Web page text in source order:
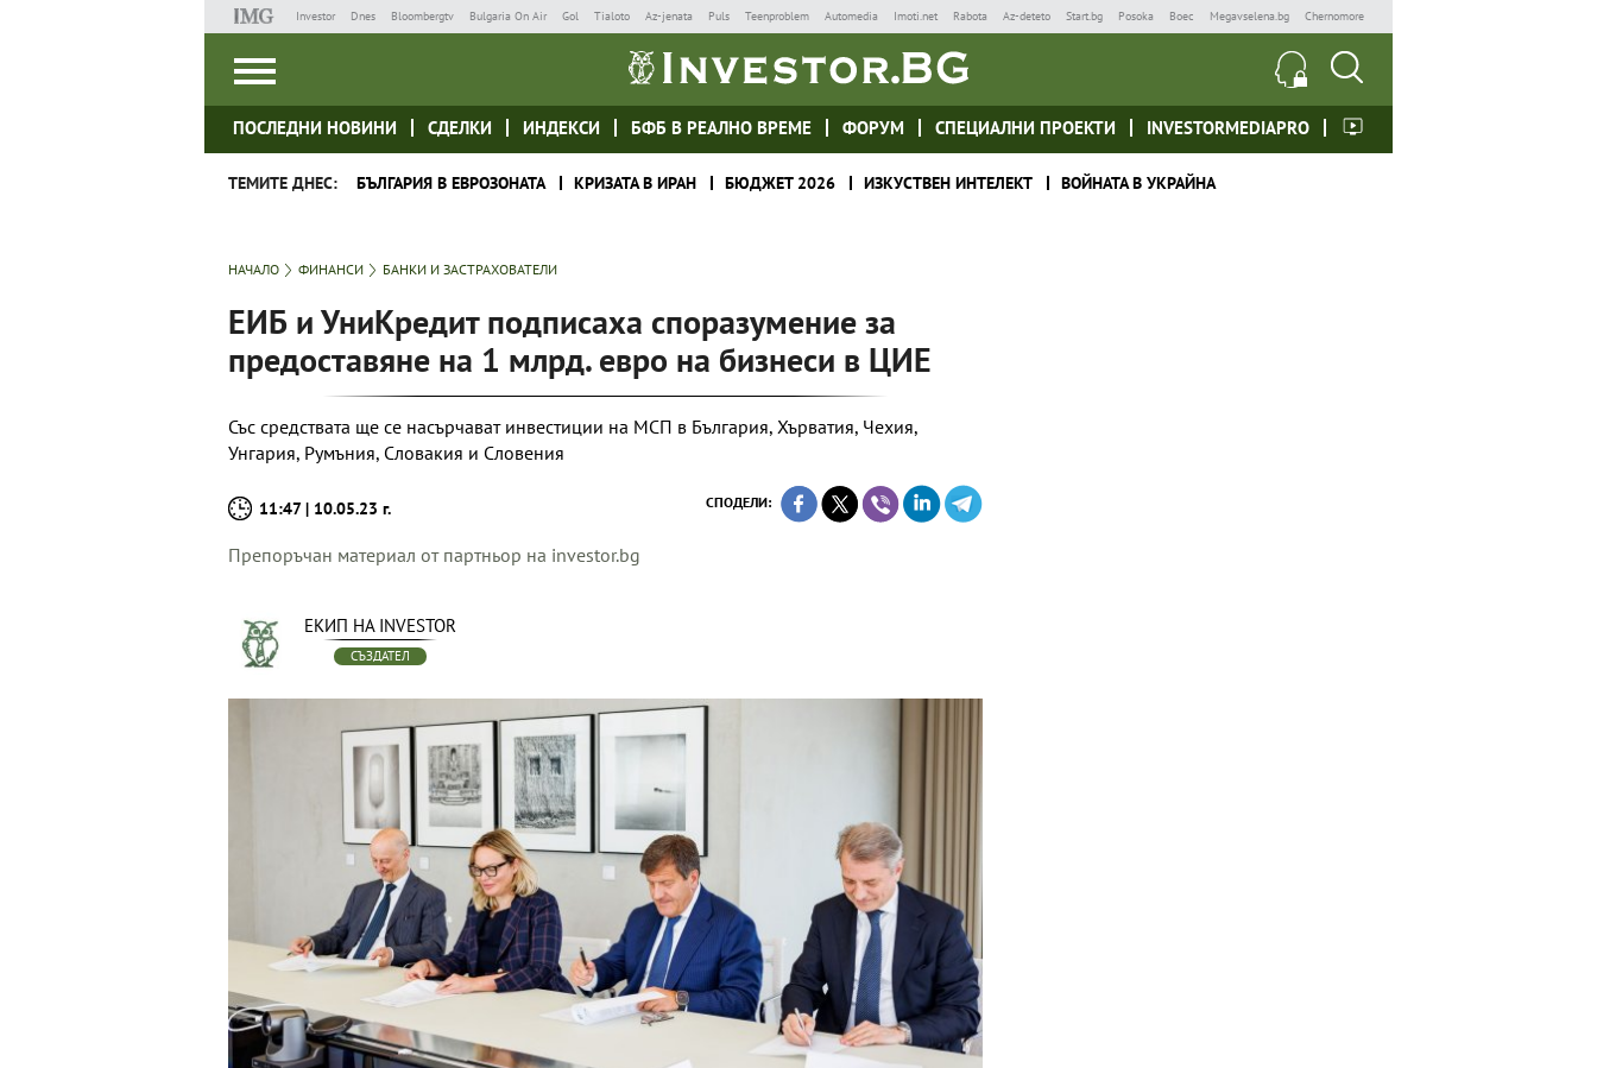
Investor Dnes Bloombergtv Bulgaria On Air Gol Tialoto Az-jenata Puls Teenproblem Automedia Imoti.net Rabota Az-deteto Start.bg Posoka Boec Megavselena.bg Chernomore
ПОСЛЕДНИ НОВИНИ СДЕЛКИ ИНДЕКСИ БФБ В РЕАЛНО ВРЕМЕ ФОРУМ СПЕЦИАЛНИ ПРОЕКТИ INVESTORMEDIAPRO
ТЕМИТЕ ДНЕС: БЪЛГАРИЯ В ЕВРОЗОНАТА КРИЗАТА В ИРАН БЮДЖЕТ 2026 ИЗКУСТВЕН ИНТЕЛЕКТ ВОЙНАТА В УКРАЙНА
НАЧАЛО ФИНАНСИ БАНКИ И ЗАСТРАХОВАТЕЛИ
ЕИБ и УниКредит подписаха споразумениe за
предоставяне на 1 млрд. евро на бизнеси в ЦИЕ
Със средствата ще се насърчават инвестиции на МСП в България, Хърватия, Чехия,
Унгария, Румъния, Словакия и Словения
11:47 | 10.05.23 г. СПОДЕЛИ:
Препоръчан материал от партньор на investor.bg
ЕКИП НА INVESTOR
СЪЗДАТЕЛ